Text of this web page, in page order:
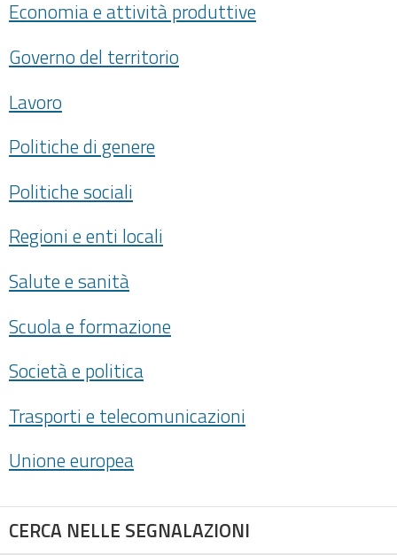
Economia e attività produttive
Governo del territorio
Lavoro
Politiche di genere
Politiche sociali
Regioni e enti locali
Salute e sanità
Scuola e formazione
Società e politica
Trasporti e telecomunicazioni
Unione europea
CERCA NELLE SEGNALAZIONI